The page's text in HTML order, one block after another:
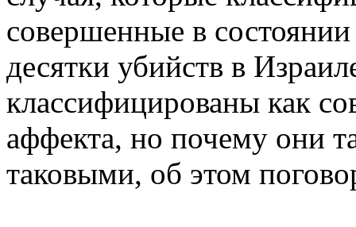
совершенные в
десятки убийств в
классифицированы как
аффекта, но почему они
таковыми, об этом